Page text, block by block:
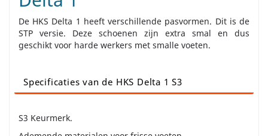
De HKS Delta 1 heeft verschillende pasvormen. Dit is de
STP versie. Deze schoenen zijn extra smal en dus
geschikt voor harde werkers met smalle voeten.
Specificaties van de HKS Delta 1 S3
S3 Keurmerk.